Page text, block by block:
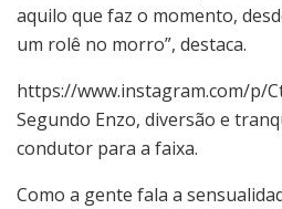
aquilo que faz o momento,
um rolê no morro”, destaca.
https://www.instagram.com/p/
Segundo Enzo, diversão e
condutor para a faixa.
Como a gente fala a